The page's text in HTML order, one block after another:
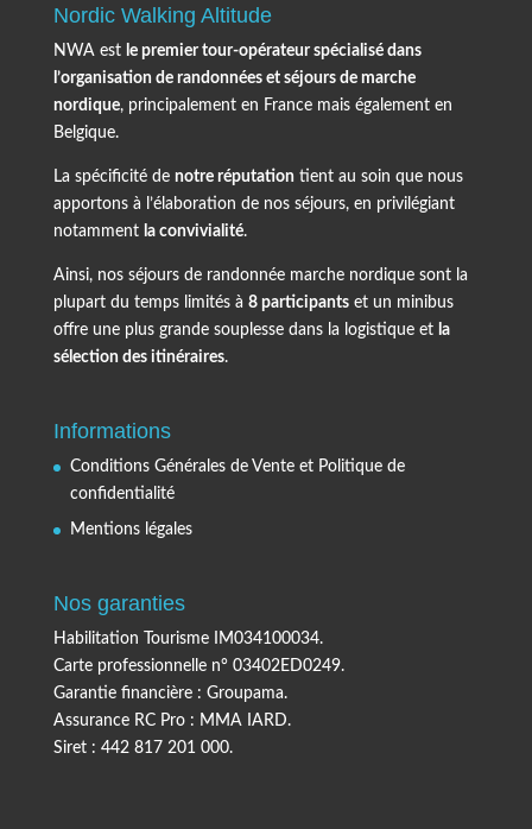
Nordic Walking Altitude
NWA est le premier tour-opérateur spécialisé dans
l’organisation de randonnées et séjours de marche
nordique, principalement en France mais également en
Belgique.
La spécificité de notre réputation tient au soin que nous
apportons à l’élaboration de nos séjours, en privilégiant
notamment la convivialité.
Ainsi, nos séjours de randonnée marche nordique sont la
plupart du temps limités à 8 participantset un minibus
offre une plus grande souplesse dans la logistique et la
sélection des itinéraires.
Informations
Conditions Générales de Vente et Politique de
confidentialité
Mentions légales
Nos garanties
Habilitation Tourisme IM034100034.
Carte professionnelle n° 03402ED0249.
Garantie financière : Groupama.
Assurance RC Pro : MMA IARD.
Siret : 442 817 201 000.